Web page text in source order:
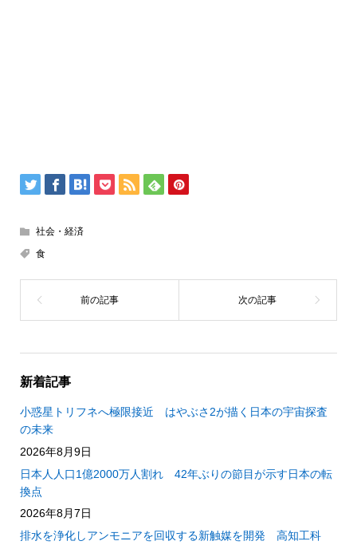
社会・経済
食
新着記事
小惑星トリフネへ極限接近 はやぶさ2が描く日本の宇宙探査
の未来
2026年8月9日
日本人人口1億2000万人割れ 42年ぶりの節目が示す日本の転
換点
2026年8月7日
排水を浄化しアンモニアを回収する新触媒を開発 高知工科